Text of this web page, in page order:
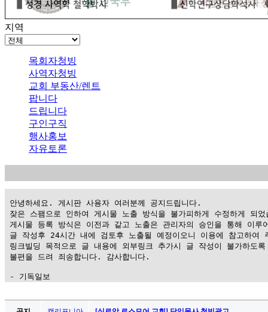
지역
목회자청빙
사역자청빙
교회 부동산/렌트
팝니다
드립니다
구인구직
행사홍보
자유토론
안녕하세요. 게시판 사용자 여러분께 공지드립니다.
잦은 스팸으로 인하여 게시물 노출 방식을 불가피하게 수정하게 되었
게시물 등록 방식은 이전과 같고 노출은 관리자의 승인을 통해 이루
글 작성후 24시간 내에 검토후 노출될 예정이오니 이용에 참고하여
링크빌딩 목적으로 글 내용에 외부링크 추가시 글 작성이 불가하도
불편을 드려 죄송합니다. 감사합니다.
- 기독일보